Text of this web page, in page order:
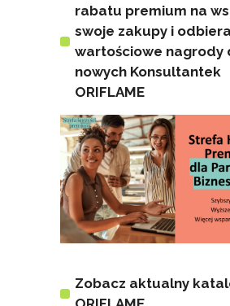
rabatu premium na
swoje zakupy i
wartościowe nagrody
nowych Konsultantek
ORIFLAME
Zobacz aktualny